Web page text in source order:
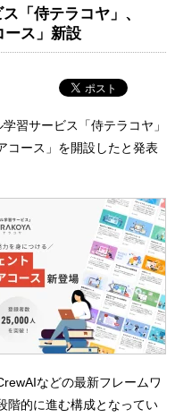
「侍テラコヤ」、
ース」新設
習サービス「侍テラコヤ」
コース」を開設したと発表
などの最新フレームワ
階的に進む構成となってい